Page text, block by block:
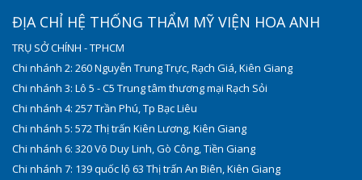
ĐỊA CHỈ HỆ THỐNG THẨM MỸ VIỆN HOA ANH
TRỤ SỞ CHÍNH - TPHCM
Chi nhánh 2: 260 Nguyễn Trung Trực, Rạch Giá, Kiên Giang
Chi nhánh 3: Lô 5 - C5 Trung tâm thương mại Rạch Sỏi
Chi nhánh 4: 257 Trần Phú, Tp Bạc Liêu
Chi nhánh 5: 572 Thị trấn Kiên Lương, Kiên Giang
Chi nhánh 6: 320 Võ Duy Linh, Gò Công, Tiền Giang
Chi nhánh 7: 139 quốc lộ 63 Thị trấn An Biên, Kiên Giang